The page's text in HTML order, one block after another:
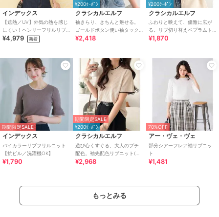
インデックス
【遮熱／UV】外気の熱を感じ
にくい！ヘンリーフリルリブ
ニット《洗濯機OK／抗ピリン
¥4,979 新着
¥200ｸｰﾎﾟﾝ
クラシカルエルフ
袖きらり、きちんと魅せる。
ゴールドボタン使い袖タック
ミラノリブトップス（半袖）
¥2,418
¥200ｸｰﾎﾟﾝ
クラシカルエルフ
ふわりと映えて、優雅に広が
る。リブ切り替えペプラムト
ップス（半袖）
¥1,870
期間限定SALE
インデックス
バイカラーリブフリルニット
【抗ピル／洗濯機OK】
¥1,790
期間限定SALE
¥200ｸｰﾎﾟﾝ
クラシカルエルフ
遊び心くすぐる、大人のプチ
配色。袖先配色リブニット(半
袖)
¥2,968
70%OFF
アー・ヴェ・ヴェ
部分シアーフレア袖リブニッ
ト
¥1,481
もっとみる